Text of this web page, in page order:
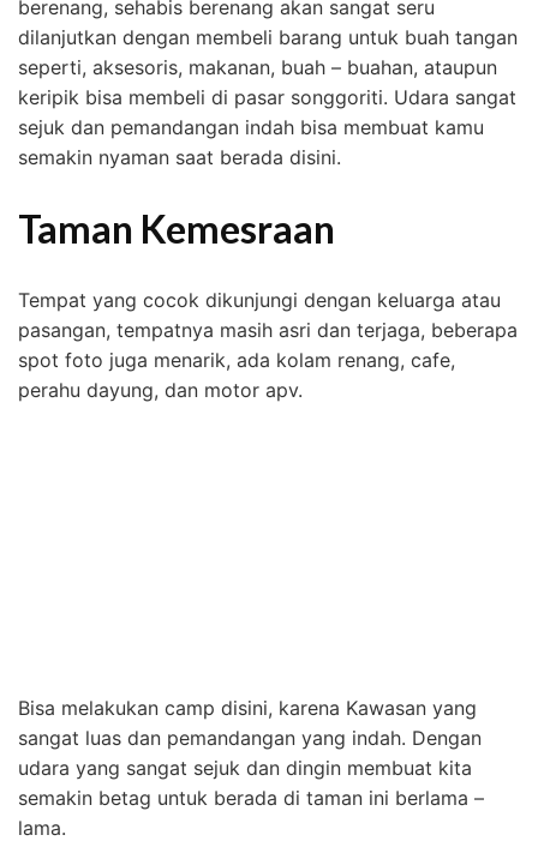
berenang, sehabis berenang akan sangat seru
dilanjutkan dengan membeli barang untuk buah tangan
seperti, aksesoris, makanan, buah – buahan, ataupun
keripik bisa membeli di pasar songgoriti. Udara sangat
sejuk dan pemandangan indah bisa membuat kamu
semakin nyaman saat berada disini.
Taman Kemesraan
Tempat yang cocok dikunjungi dengan keluarga atau
pasangan, tempatnya masih asri dan terjaga, beberapa
spot foto juga menarik, ada kolam renang, cafe,
perahu dayung, dan motor apv.
Bisa melakukan camp disini, karena Kawasan yang
sangat luas dan pemandangan yang indah. Dengan
udara yang sangat sejuk dan dingin membuat kita
semakin betag untuk berada di taman ini berlama –
lama.